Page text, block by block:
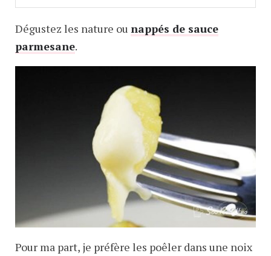
Dégustez les nature ou nappés de sauce
parmesane.
Pour ma part, je préfère les poêler dans une noix